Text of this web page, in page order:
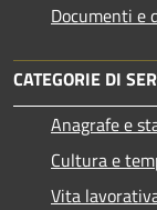
Documenti e
CATEGORIE DI
Anagrafe e
Cultura e
Vita